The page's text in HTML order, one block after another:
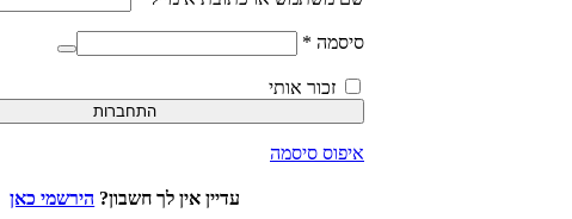
סיסמה *
זכור אותי
התחברות
איפוס סיסמה
עדיין אין לך חשבון? הירשמי כאן